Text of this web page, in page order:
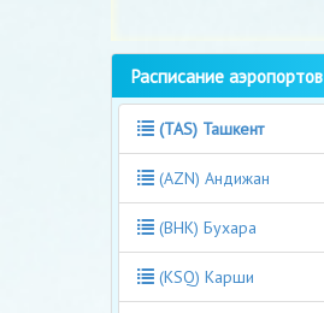
Расписание аэропортов
(TAS) Ташкент
(AZN) Андижан
(BHK) Бухара
(KSQ) Карши